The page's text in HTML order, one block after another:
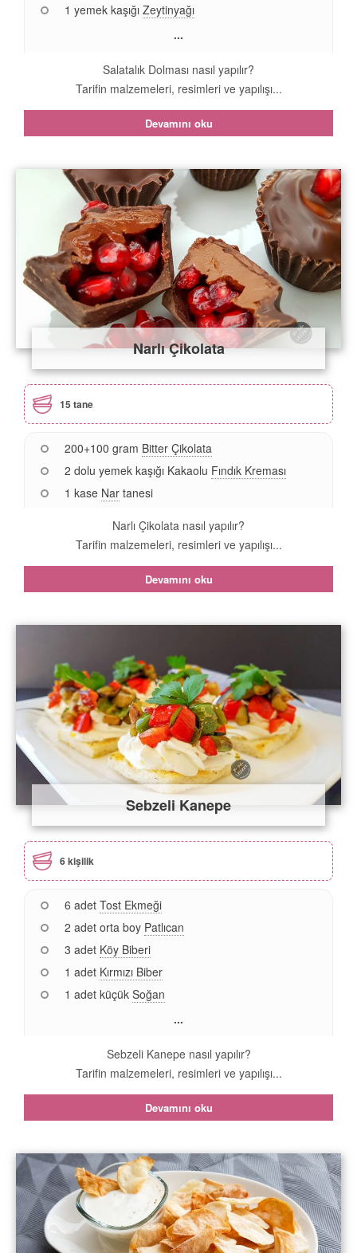
1 yemek kaşığı Zeytinyağı
...
Salatalık Dolması nasıl yapılır?
Tarifin malzemeleri, resimleri ve yapılışı...
Devamını oku
Narlı Çikolata
15 tane
200+100 gram Bitter Çikolata
2 dolu yemek kaşığı Kakaolu Fındık Kreması
1 kase Nar tanesi
Narlı Çikolata nasıl yapılır?
Tarifin malzemeleri, resimleri ve yapılışı...
Devamını oku
Sebzeli Kanepe
6 kişilik
6 adet Tost Ekmeği
2 adet orta boy Patlıcan
3 adet Köy Biberi
1 adet Kırmızı Biber
1 adet küçük Soğan
...
Sebzeli Kanepe nasıl yapılır?
Tarifin malzemeleri, resimleri ve yapılışı...
Devamını oku